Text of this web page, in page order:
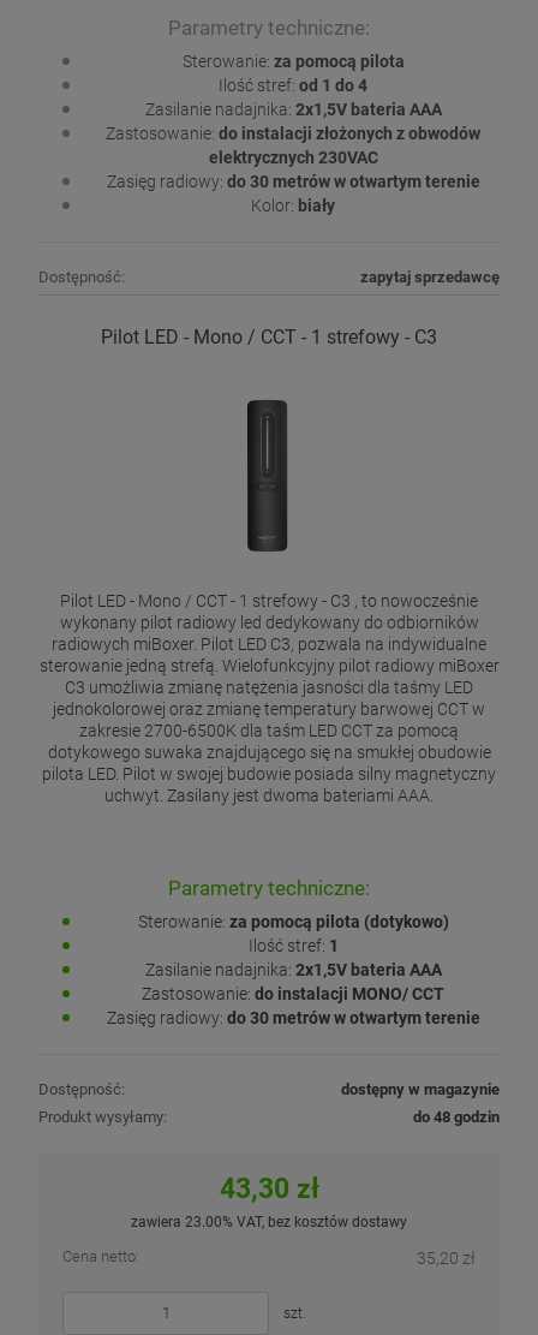
Parametry techniczne:
Sterowanie: za pomocą pilota
Ilość stref: od 1 do 4
Zasilanie nadajnika: 2x1,5V bateria AAA
Zastosowanie: do instalacji złożonych z obwodów
elektrycznych 230VAC
Zasięg radiowy: do 30 metrów w otwartym terenie
Kolor: biały
Dostępność: zapytaj sprzedawcę
Pilot LED - Mono / CCT - 1 strefowy - C3
Pilot LED - Mono / CCT - 1 strefowy - C3 , to nowocześnie
wykonany pilot radiowy led dedykowany do odbiorników
radiowych miBoxer. Pilot LED C3, pozwala na indywidualne
sterowanie jedną strefą. Wielofunkcyjny pilot radiowy miBoxer
C3 umożliwia zmianę natężenia jasności dla taśmy LED
jednokolorowej oraz zmianę temperatury barwowej CCT w
zakresie 2700-6500K dla taśm LED CCT za pomocą
dotykowego suwaka znajdującego się na smukłej obudowie
pilota LED. Pilot w swojej budowie posiada silny magnetyczny
uchwyt. Zasilany jest dwoma bateriami AAA.
Parametry techniczne:
Sterowanie: za pomocą pilota (dotykowo)
Ilość stref: 1
Zasilanie nadajnika: 2x1,5V bateria AAA
Zastosowanie: do instalacji MONO/ CCT
Zasięg radiowy: do 30 metrów w otwartym terenie
Dostępność:
dostępny w magazynie
Produkt wysyłamy:
do 48 godzin
43,30 zł
zawiera 23.00% VAT, bez kosztów dostawy
Cena netto: 35,20 zł
szt.